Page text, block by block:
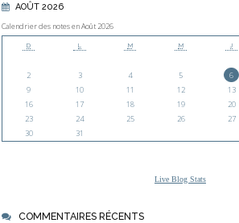
AOÛT 2026
Calendrier des notes en Août 2026
D L M M J
2
3 4 5 6
9
10 11 12 13
16
17 18 19 20
23
24 25 26 27
30
31
Live Blog Stats
COMMENTAIRES RÉCENTS